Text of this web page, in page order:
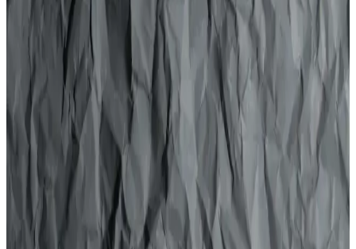
İşte saç şekillendirmede öne çıkan Taft Kavanoz Jöle Sert ve Urban
Care Style Guide Aqua Wax'ın detaylı karşılaştırması, özellikleri,
kullanıcı yorumları ve avantajlarıyla size en uygun seçeneği
bulmanıza yardımcı oluyor.
TOTEX Jöle 3'lü Set Pratik Kullanım ve
Dayanıklılık Sunan Tatlı Jöleleri
TOTEX Jöle 3'lü set, 750 ml'lik paketleriyle kolay kullanımı ve
yüksek tutuculuk özellikleriyle öne çıkar. Tatlı ve meşrubatlarda
dayanıklı ve estetik sonuçlar sağlar.
Bonhair Jöle Waxy Gum 700 ml: Doğal Görünüm
ve Uzun Süreli Sabitlik Sağlayan Saç Şekillendirme
Ürünü